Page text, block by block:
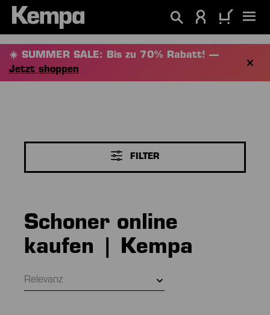
springen
☀️ SUMMER SALE: Bis zu 70% Rabatt! —
Jetzt shoppen
FILTER
Schoner online
kaufen | Kempa
Relevanz